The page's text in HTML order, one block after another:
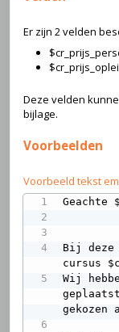
Er zijn 2 velden
Deze velden
bijlage.
Voorbeelden
Voorbeeld tekst
Geachte
Bij deze
cursus
Wij
gekozen